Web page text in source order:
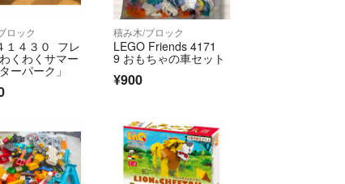
ロック
１４３０ フレ
くわくサマー
ーパーク」
積み木/ブロック
LEGO Friends 4171
9 おもちゃの車セット
¥900